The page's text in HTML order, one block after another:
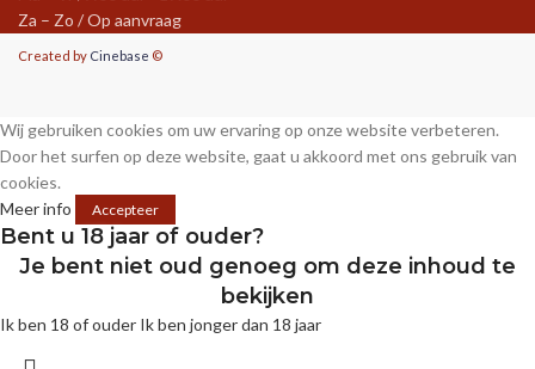
Za – Zo / Op aanvraag
Created by Cinebase ©
Wij gebruiken cookies om uw ervaring op onze website verbeteren.
Door het surfen op deze website, gaat u akkoord met ons gebruik van
cookies.
Meer info
Accepteer
Bent u 18 jaar of ouder?
Je bent niet oud genoeg om deze inhoud te
bekijken
Ik ben 18 of ouder Ik ben jonger dan 18 jaar